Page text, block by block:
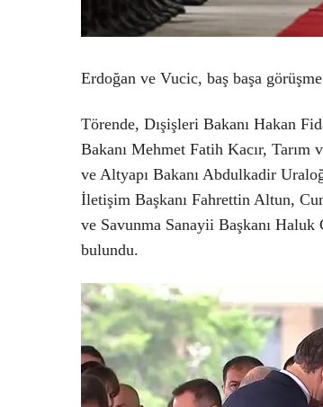
Erdoğan ve Vucic, baş başa
Törende, Dışişleri Bakanı Hakan
Bakanı Mehmet Fatih Kacır, Tarım
ve Altyapı Bakanı Abdulkadir
İletişim Başkanı Fahrettin Altun,
ve Savunma Sanayii Başkanı
bulundu.